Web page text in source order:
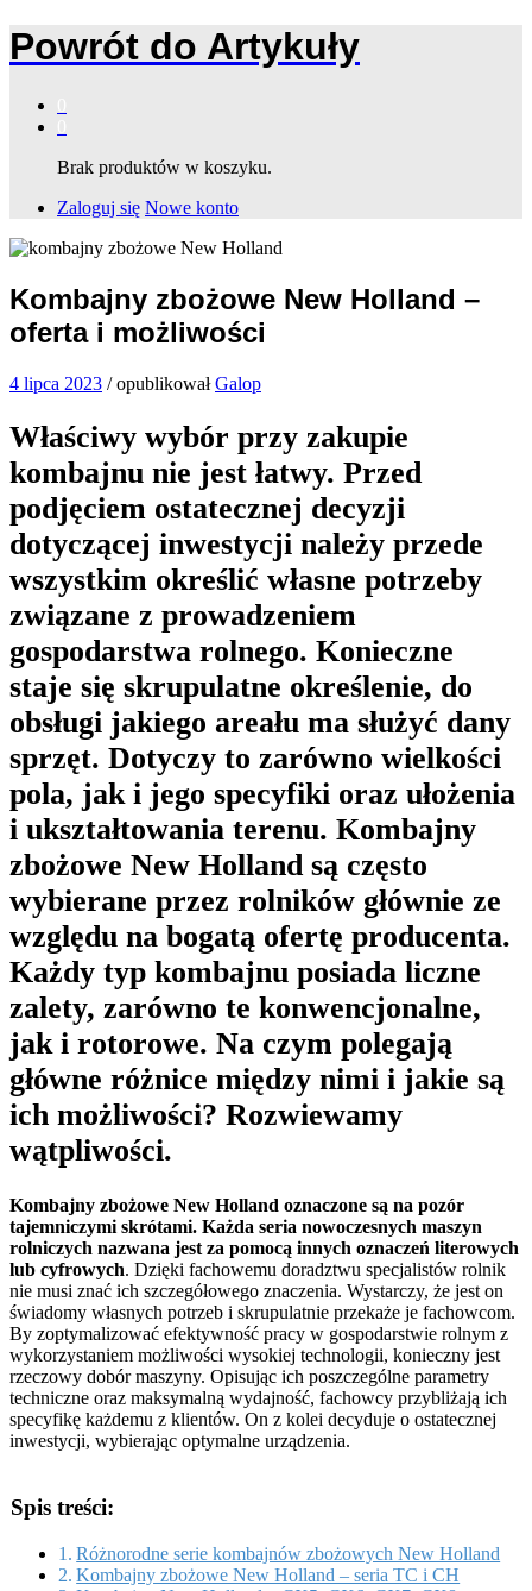
Powrót do Artykuły
Brak produktów w koszyku.
Zaloguj się Nowe konto
Kombajny zbożowe New Holland –
oferta i możliwości
4 lipca 2023 /opublikowałGalop
Właściwy wybór przy zakupie
kombajnu nie jest łatwy. Przed
podjęciem ostatecznej decyzji
dotyczącej inwestycji należy przede
wszystkim określić własne potrzeby
związane z prowadzeniem
gospodarstwa rolnego. Konieczne
staje się skrupulatne określenie, do
obsługi jakiego areału ma służyć dany
sprzęt. Dotyczy to zarówno wielkości
pola, jak i jego specyfiki oraz ułożenia
i ukształtowania terenu. Kombajny
zbożowe New Holland są często
wybierane przez rolników głównie ze
względu na bogatą ofertę producenta.
Każdy typ kombajnu posiada liczne
zalety, zarówno te konwencjonalne,
jak i rotorowe. Na czym polegają
główne różnice między nimi i jakie są
ich możliwości? Rozwiewamy
wątpliwości.
Kombajny zbożowe New Holland oznaczone są na pozór
tajemniczymi skrótami. Każda seria nowoczesnych maszyn
rolniczych nazwana jest za pomocą innych oznaczeń literowych
lub cyfrowych. Dzięki fachowemu doradztwu specjalistów rolnik
nie musi znać ich szczegółowego znaczenia. Wystarczy, że jest on
świadomy własnych potrzeb i skrupulatnie przekaże je fachowcom.
By zoptymalizować efektywność pracy w gospodarstwie rolnym z
wykorzystaniem możliwości wysokiej technologii, konieczny jest
rzeczowy dobór maszyny. Opisując ich poszczególne parametry
techniczne oraz maksymalną wydajność, fachowcy przybliżają ich
specyfikę każdemu z klientów. On z kolei decyduje o ostatecznej
inwestycji, wybierając optymalne urządzenia.
Spis treści:
Różnorodne serie kombajnów zbożowych New Holland
Kombajny zbożowe New Holland – seria TC i CH